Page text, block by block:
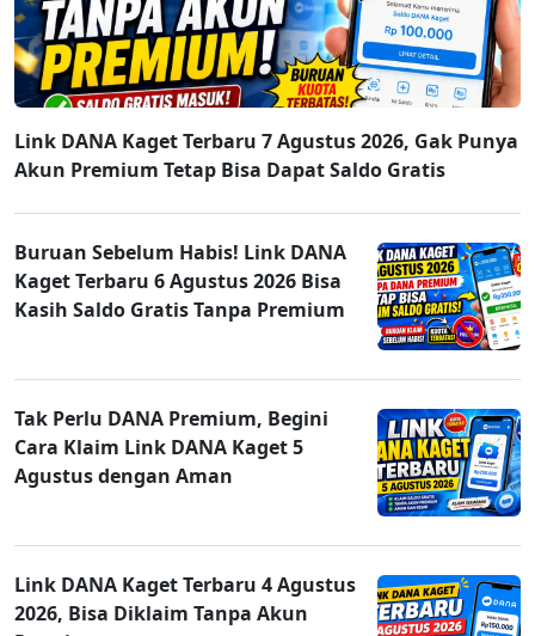
Link DANA Kaget Terbaru 7 Agustus 2026, Gak Punya
Akun Premium Tetap Bisa Dapat Saldo Gratis
Buruan Sebelum Habis! Link DANA
Kaget Terbaru 6 Agustus 2026 Bisa
Kasih Saldo Gratis Tanpa Premium
Tak Perlu DANA Premium, Begini
Cara Klaim Link DANA Kaget 5
Agustus dengan Aman
Link DANA Kaget Terbaru 4 Agustus
2026, Bisa Diklaim Tanpa Akun